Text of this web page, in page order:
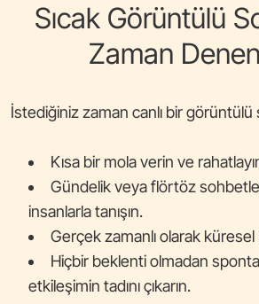
Sıcak Görüntülü
Zaman
İstediğiniz zaman canlı bir görüntülü
Kısa bir mola verin ve
Gündelik veya flörtöz
insanlarla tanışın.
Gerçek zamanlı olarak küresel
Hiçbir beklenti olmadan
etkileşimin tadını çıkarın.